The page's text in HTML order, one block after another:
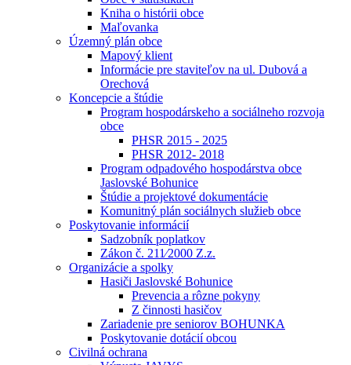
Kniha o histórii obce
Maľovanka
Územný plán obce
Mapový klient
Informácie pre staviteľov na ul. Dubová a
Orechová
Koncepcie a štúdie
Program hospodárskeho a sociálneho rozvoja
obce
PHSR 2015 - 2025
PHSR 2012- 2018
Program odpadového hospodárstva obce
Jaslovské Bohunice
Štúdie a projektové dokumentácie
Komunitný plán sociálnych služieb obce
Poskytovanie informácií
Sadzobník poplatkov
Zákon č. 211⁄2000 Z.z.
Organizácie a spolky
Hasiči Jaslovské Bohunice
Prevencia a rôzne pokyny
Z činnosti hasičov
Zariadenie pre seniorov BOHUNKA
Poskytovanie dotácií obcou
Civilná ochrana